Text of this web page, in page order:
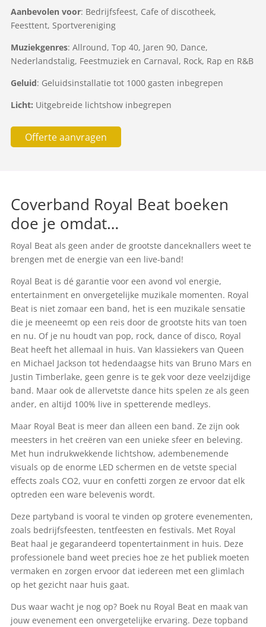
Aanbevolen voor: Bedrijfsfeest, Cafe of discotheek,
Feesttent, Sportvereniging
Muziekgenres: Allround, Top 40, Jaren 90, Dance,
Nederlandstalig, Feestmuziek en Carnaval, Rock, Rap en R&B
Geluid: Geluidsinstallatie tot 1000 gasten inbegrepen
Licht: Uitgebreide lichtshow inbegrepen
Offerte aanvragen
Coverband Royal Beat boeken
doe je omdat…
Royal Beat als geen ander de grootste danceknallers weet te
brengen met de energie van een live-band!
Royal Beat is dé garantie voor een avond vol energie,
entertainment en onvergetelijke muzikale momenten. Royal
Beat is niet zomaar een band, het is een muzikale sensatie
die je meeneemt op een reis door de grootste hits van toen
en nu. Of je nu houdt van pop, rock, dance of disco, Royal
Beat heeft het allemaal in huis. Van klassiekers van Queen
en Michael Jackson tot hedendaagse hits van Bruno Mars en
Justin Timberlake, geen genre is te gek voor deze veelzijdige
band. Maar ook de allervetste dance hits spelen ze als geen
ander, en altijd 100% live in spetterende medleys.
Maar Royal Beat is meer dan alleen een band. Ze zijn ook
meesters in het creëren van een unieke sfeer en beleving.
Met hun indrukwekkende lichtshow, adembenemende
visuals op de enorme LED schermen en de vetste special
effects zoals CO2, vuur en confetti zorgen ze ervoor dat elk
optreden een ware belevenis wordt.
Deze partyband is vooral te vinden op grotere evenementen,
zoals bedrijfsfeesten, tentfeesten en festivals. Met Royal
Beat haal je gegarandeerd topentertainment in huis. Deze
professionele band weet precies hoe ze het publiek moeten
vermaken en zorgen ervoor dat iedereen met een glimlach
op het gezicht naar huis gaat.
Dus waar wacht je nog op? Boek nu Royal Beat en maak van
jouw evenement een onvergetelijke ervaring. Deze topband